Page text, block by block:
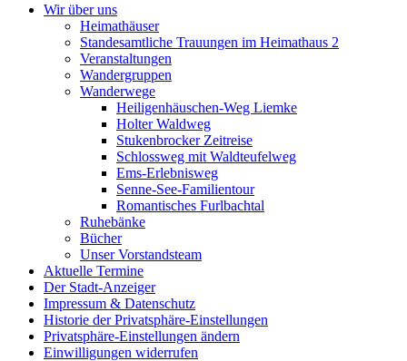
Wir über uns
Heimathäuser
Standesamtliche Trauungen im Heimathaus 2
Veranstaltungen
Wandergruppen
Wanderwege
Heiligenhäuschen-Weg Liemke
Holter Waldweg
Stukenbrocker Zeitreise
Schlossweg mit Waldteufelweg
Ems-Erlebnisweg
Senne-See-Familientour
Romantisches Furlbachtal
Ruhebänke
Bücher
Unser Vorstandsteam
Aktuelle Termine
Der Stadt-Anzeiger
Impressum & Datenschutz
Historie der Privatsphäre-Einstellungen
Privatsphäre-Einstellungen ändern
Einwilligungen widerrufen